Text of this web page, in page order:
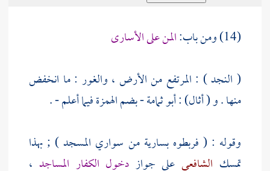
(14) ومن باب:
المن على الأسارى
( النجد ) : المرتفع من الأرض ، والغور : ما انخفض
منها . و (أثال) : أبو ثمامة- بضم الهمزة فيما أعلم - .
وقوله : ( فربطوه بسارية من سواري المسجد ) ; بهذا
تمسك الشافعي على جواز دخول الكفار المساجد ،